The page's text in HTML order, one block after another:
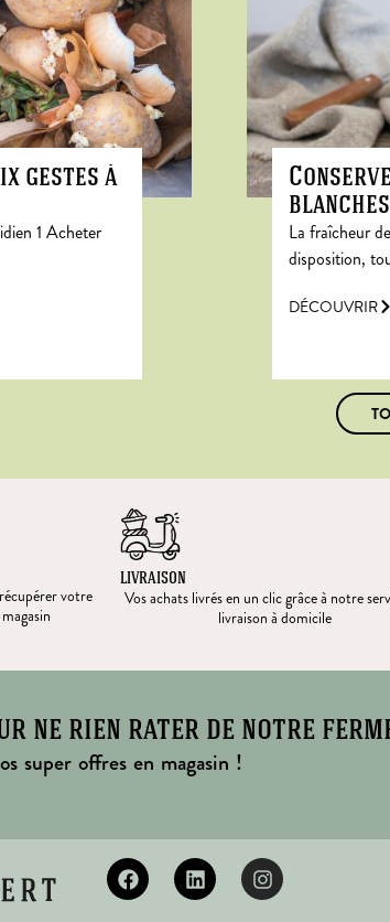
gestes à
1 Acheter
La fraîcheur
disposition,
DÉCOUVRIR
votre
LIVRAISON
Vos achats livrés en un clic grâce à notre
livraison à domicile
ne rien rater de notre
super offres en magasin !